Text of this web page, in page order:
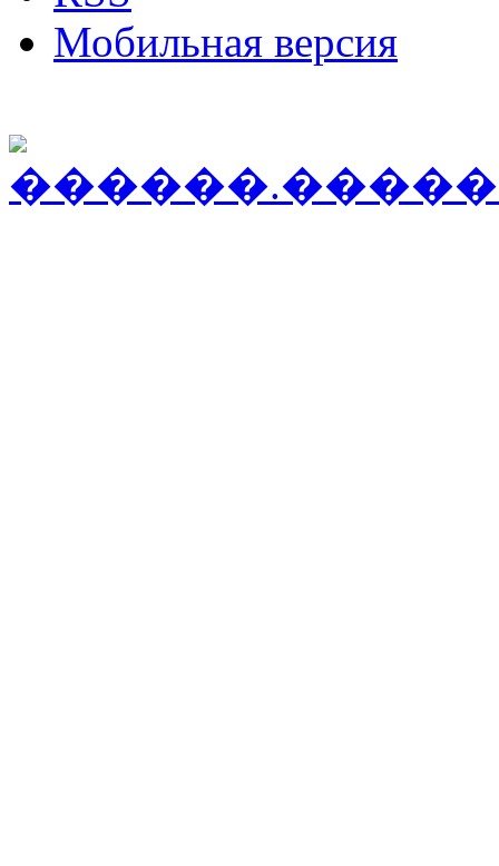
Мобильная версия